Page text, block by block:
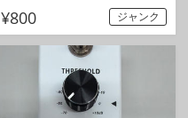
¥800 ジャンク